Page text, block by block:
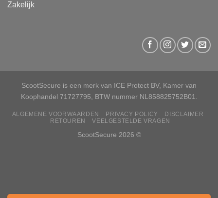
Zakelijk
ScootSecure is een merk van ICE Protect BV, Kamer van
Koophandel 71727795, BTW nummer NL858825752B01.
ALGEMENE VOORWAARDEN PRIVACY POLICY
DISCLAIMER
RETOUREN
VEELGESTELDE VRAGEN
ScootSecure 2026 ©